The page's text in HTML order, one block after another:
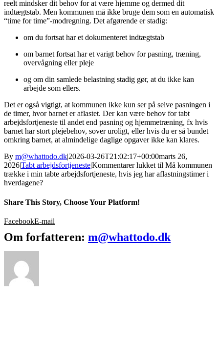
reelt mindsker dit behov for at være hjemme og dermed dit
indtægtstab. Men kommunen må ikke bruge dem som en automatisk
“time for time”-modregning. Det afgørende er stadig:
om du fortsat har et dokumenteret indtægtstab
om barnet fortsat har et varigt behov for pasning, træning,
overvågning eller pleje
og om din samlede belastning stadig gør, at du ikke kan
arbejde som ellers.
Det er også vigtigt, at kommunen ikke kun ser på selve pasningen i
de timer, hvor barnet er aflastet. Der kan være behov for tabt
arbejdsfortjeneste til andet end pasning og hjemmetræning, fx hvis
barnet har stort plejebehov, sover uroligt, eller hvis du er så bundet
omkring barnet, at almindelige daglige opgaver ikke kan klares.
By m@whattodo.dk|2026-03-26T21:02:17+00:00marts 26,
2026|Tabt arbejdsfortjeneste|Kommentarer lukkettil Må kommunen
trække i min tabte arbejdsfortjeneste, hvis jeg har aflastningstimer i
hverdagene?
Share This Story, Choose Your Platform!
FacebookE-mail
Om forfatteren: m@whattodo.dk